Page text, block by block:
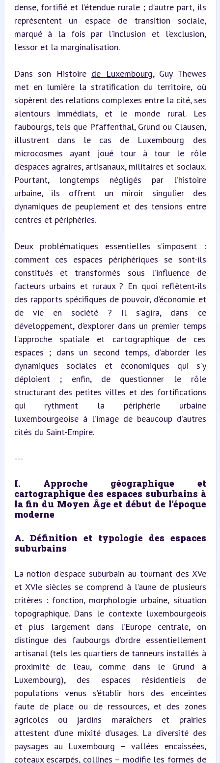
dense, fortifié et l’étendue rurale ; d’autre part, ils
représentent un espace de transition sociale,
marqué à la fois par l’inclusion et l’exclusion,
l’essor et la marginalisation.
Dans son Histoire de Luxembourg, Guy Thewes
met en lumière la stratification du territoire, où
s’opèrent des relations complexes entre la cité, ses
alentours immédiats, et le monde rural. Les
faubourgs, tels que Pfaffenthal, Grund ou Clausen,
illustrent dans le cas de Luxembourg des
microcosmes ayant joué tour à tour le rôle
d’espaces agraires, artisanaux, militaires et sociaux.
Pourtant, longtemps négligés par l’histoire
urbaine, ils offrent un miroir singulier des
dynamiques de peuplement et des tensions entre
centres et périphéries.
Deux problématiques essentielles s’imposent :
comment ces espaces périphériques se sont-ils
constitués et transformés sous l’influence de
facteurs urbains et ruraux ? En quoi reflètent-ils
des rapports spécifiques de pouvoir, d’économie et
de vie en société ? Il s’agira, dans ce
développement, d’explorer dans un premier temps
l’approche spatiale et cartographique de ces
espaces ; dans un second temps, d’aborder les
dynamiques sociales et économiques qui s’y
déploient ; enfin, de questionner le rôle
structurant des petites villes et des fortifications
qui rythment la périphérie urbaine
luxembourgeoise à l’image de beaucoup d’autres
cités du Saint-Empire.
---
I. Approche géographique et
cartographique des espaces suburbains à
la fin du Moyen Âge et début de l’époque
moderne
A. Définition et typologie des espaces
suburbains
La notion d'espace suburbain au tournant des XVe
et XVIe siècles se comprend à l’aune de plusieurs
critères : fonction, morphologie urbaine, situation
topographique. Dans le contexte luxembourgeois
et plus largement dans l’Europe centrale, on
distingue des faubourgs d’ordre essentiellement
artisanal (tels les quartiers de tanneurs installés à
proximité de l’eau, comme dans le Grund à
Luxembourg), des espaces résidentiels de
populations venus s’établir hors des enceintes
faute de place ou de ressources, et des zones
agricoles où jardins maraîchers et prairies
attestent d’une mixité d’usages. La diversité des
paysages au Luxembourg – vallées encaissées,
coteaux escarpés, collines – modifie les formes de